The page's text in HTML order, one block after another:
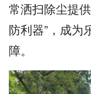
常洒扫除尘提
防利器”，成为
障。